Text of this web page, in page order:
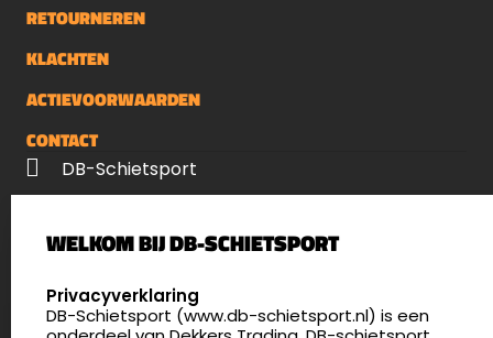
RETOURNEREN
KLACHTEN
ACTIEVOORWAARDEN
CONTACT
DB-Schietsport
5411 LX Zeeland
4.8
WELKOM BIJ DB-SCHIETSPORT
SELECT LANGUAGE
Privacyverklaring
DB-Schietsport (www.db-schietsport.nl) is een